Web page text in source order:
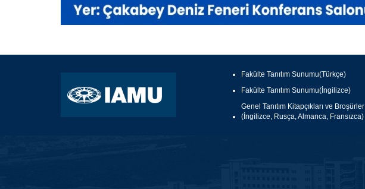
Fakülte Tanıtım Sunumu(Türkçe)
Fakülte Tanıtım Sunumu(İngilizce)
Genel Tanıtım Kitapçıkları ve Broşürler
(İngilizce, Rusça, Almanca, Fransızca)